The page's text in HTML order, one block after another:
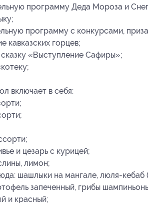
программу Деда Мороза и
программу с конкурсами,
кавказских горцев;
«Выступление Сафиры»;
включает в себя:
и цезарь с курицей;
лимон;
шашлыки на мангале, люля-кебаб
запеченный, грибы
и красный;